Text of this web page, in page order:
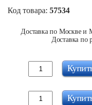
Код товара: 57534
Доставка по Москве и
Доставка по